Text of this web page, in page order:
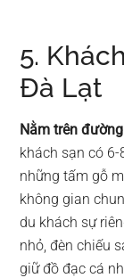
5.
Đà Lạt
Nằm trên
khách sạn có
những tấm gỗ
không gian
du khách sự
nhỏ, đèn chiếu
giữ đồ đạc cá